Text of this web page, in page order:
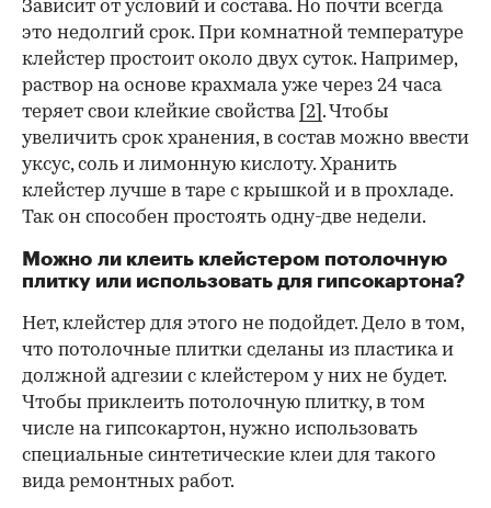
Зависит от условий и состава. Но почти всегда
это недолгий срок. При комнатной температуре
клейстер простоит около двух суток. Например,
раствор на основе крахмала уже через 24 часа
теряет свои клейкие свойства [2] . Чтобы
увеличить срок хранения, в состав можно ввести
уксус, соль и лимонную кислоту. Хранить
клейстер лучше в таре с крышкой и в прохладе.
Так он способен простоять одну-две недели.
Можно ли клеить клейстером потолочную
плитку или использовать для гипсокартона?
Нет, клейстер для этого не подойдет. Дело в том,
что потолочные плитки сделаны из пластика и
должной адгезии с клейстером у них не будет.
Чтобы приклеить потолочную плитку, в том
числе на гипсокартон, нужно использовать
специальные синтетические клеи для такого
вида ремонтных работ.